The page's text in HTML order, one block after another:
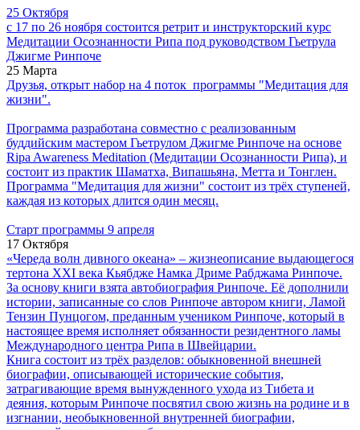
25 Октября
с 17 по 26 ноября состоится ретрит и инструкторский курс
Медитации Осознанности Рипа под руководством Гьетрула
Джигме Ринпоче
25 Марта
Друзья, открыт набор на 4 поток программы "Медитация для
жизни".
Программа разработана совместно с реализованным
буддийским мастером Гьетрулом Джигме Ринпоче на основе
Ripa Awareness Meditation (Медитации Осознанности Рипа), и
состоит из практик Шаматха, Випашьяна, Метта и Тонглен.
Программа "Медитация для жизни" состоит из трёх ступеней,
каждая из которых длится один месяц.
Старт программы 9 апреля
17 Октября
«Череда волн дивного океана» – жизнеописание выдающегося
тертона XXI века Кьябдже Намка Дриме Рабджама Ринпоче.
За основу книги взята автобиография Ринпоче. Её дополнили
истории, записанные со слов Ринпоче автором книги, Ламой
Тензин Пунцогом, преданным учеником Ринпоче, который в
настоящее время исполняет обязанности резидентного ламы
Международного центра Рипа в Швейцарии.
Книга состоит из трёх разделов: обыкновенной внешней
биографии, описывающей исторические события,
затрагивающие время вынужденного ухода из Тибета и
деяния, которым Ринпоче посвятил свою жизнь на родине и в
изгнании, необыкновенной внутренней биографии,